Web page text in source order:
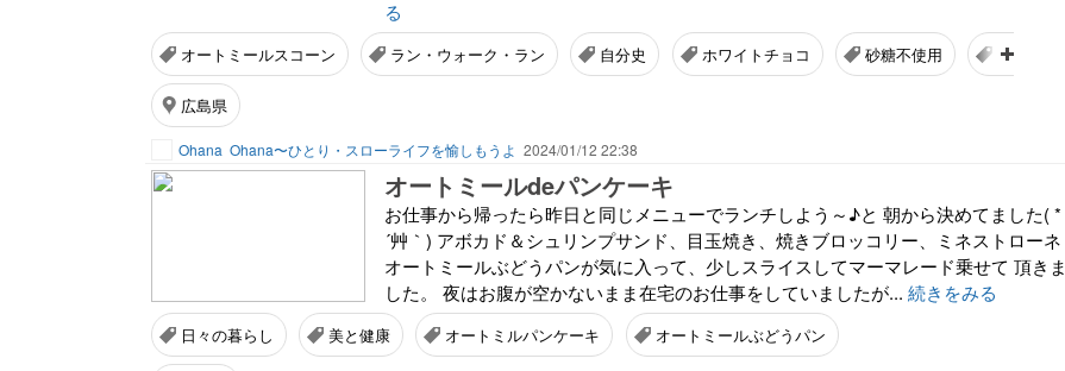
る
オートミールスコーン ラン・ウォーク・ラン 自分史 ホワイトチョコ 砂糖不使用 ケセラセラ
広島県
Ohana Ohana〜ひとり・スローライフを愉しもうよ 2024/01/12 22:38
オートミールdeパンケーキ
お仕事から帰ったら昨日と同じメニューでランチしよう～♪と 朝から決めてました( *
´艸｀) アボカド＆シュリンプサンド、目玉焼き、焼きブロッコリー、ミネストローネ
オートミールぶどうパンが気に入って、少しスライスしてマーマレード乗せて 頂きま
した。 夜はお腹が空かないまま在宅のお仕事をしていましたが... 続きをみる
日々の暮らし 美と健康 オートミルパンケーキ オートミールぶどうパン